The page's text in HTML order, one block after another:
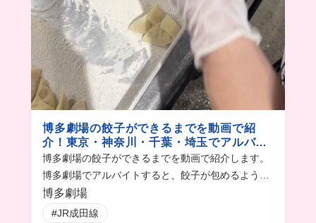
博多劇場の餃子ができるまでを動画で紹
介！東京・神奈川・千葉・埼玉でアルバイ
ト募集中
博多劇場の餃子ができるまでを動画で紹介します。
博多劇場でアルバイトすると、餃子が包めるように
なっちゃうかも！
博多劇場
#JR成田線